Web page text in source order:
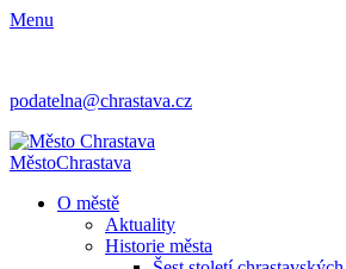
Menu
podatelna@chrastava.cz
MěstoChrastava
O městě
Aktuality
Historie města